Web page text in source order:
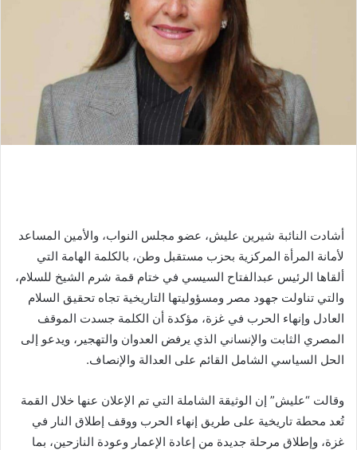
أشادت النائبة شيرين عليش، عضو مجلس النواب، والأمين المساعد
لأمانة المرأة المركزية بحزب مستقبل وطن، بالكلمة الهامة التي
ألقاها الرئيس عبدالفتاح السيسي في ختام قمة شرم الشيخ للسلام،
والتي تناولت جهود مصر ومسؤوليتها التاريخية تجاه تحقيق السلام
العادل وإنهاء الحرب في غزة، مؤكدة أن الكلمة جسدت الموقف
المصري الثابت والإنساني الذي يرفض العدوان والتهجير، ويدعو إلى
الحل السياسي الشامل القائم على العدالة والإنصاف.
وقالت “عليش” إن الوثيقة الشاملة التي تم الإعلان عنها خلال القمة
تُعد محطة تاريخية على طريق إنهاء الحرب ووقف إطلاق النار في
غزة، وإطلاق مرحلة جديدة من إعادة الإعمار وعودة النازحين، بما